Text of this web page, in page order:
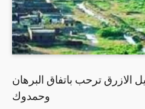
الازرق ترحب باتفاق البرهان
وحمدوك